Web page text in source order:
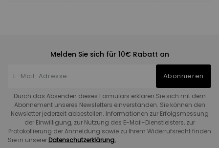
Melden Sie sich für 10€ Rabatt an
Abonnieren
Durch das Absenden dieses Formulars erklären Sie sich mit dem
Abonnement unseres Newsletters einverstanden. Sie können den
Newsletter jederzeit abbestellen. Informationen zur Erfolgsmessung
der Einwilligung, zur Nutzung des E-Mail-Dienstleisters, zur
Protokollierung der Anmeldung sowie zu Ihrem Widerrufsrecht finden
Sie in unserer Datenschutzerklärung.